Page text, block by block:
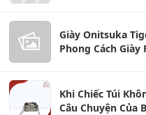
Giày Onitsuka
Phong Cách Giày
Khi Chiếc Túi
Câu Chuyện Của